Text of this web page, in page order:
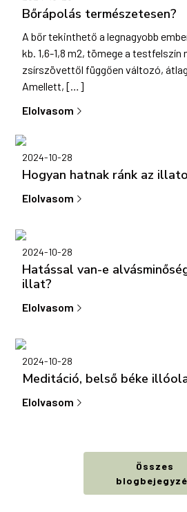
Bőrápolás természetesen?
A bőr tekinthető a legnagyobb
kb. 1,6-1,8 m2, tömege a
zsírszövettől függően változó,
Amellett, […]
Elolvasom
2024-10-28
Hogyan hatnak ránk az
Elolvasom
2024-10-28
Hatással van-e
illat?
Elolvasom
2024-10-28
Meditáció, belső béke
Elolvasom
Összes